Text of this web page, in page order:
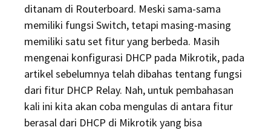
ditanam di Routerboard. Meski sama-sama
memiliki fungsi Switch, tetapi masing-masing
memiliki satu set fitur yang berbeda. Masih
mengenai konfigurasi DHCP pada Mikrotik, pada
artikel sebelumnya telah dibahas tentang fungsi
dari fitur DHCP Relay. Nah, untuk pembahasan
kali ini kita akan coba mengulas di antara fitur
berasal dari DHCP di Mikrotik yang bisa